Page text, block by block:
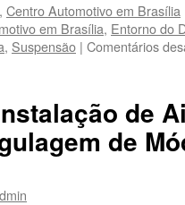
, Centro Automotivo em Brasília
em Brasília, Entorno do
, Suspensão | Comentários
de
de